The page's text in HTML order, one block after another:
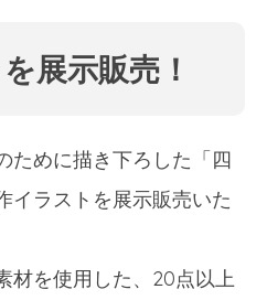
展示販売！
ために描き下ろした「四
イラストを展示販売いた
材を使用した、20点以上